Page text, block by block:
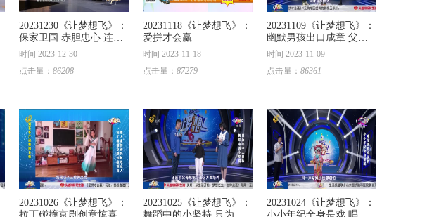
20231230《让梦想飞》：
保家卫国 赤胆忠心 连写7
封请愿书
时间 2023-12-30
点击量： 86208
20231118《让梦想飞》：
爱拼才会赢
时间 2023-11-18
点击量： 87279
20231109《让梦想飞》：
幽默男孩出口成章 父亲
默默托举梦想
时间 2023-11-09
点击量： 86361
20231026《让梦想飞》：
拉丁碰撞京剧创意惊喜
20231025《让梦想飞》：
舞蹈中的小坚持 只为心
20231024《让梦想飞》：
小小年纪全身是戏 唱演